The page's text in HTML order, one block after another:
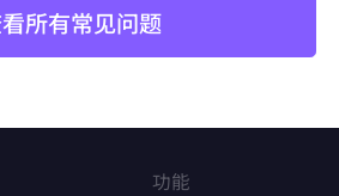
的登录IP，降低异常登录风险
所有常见问题
功能